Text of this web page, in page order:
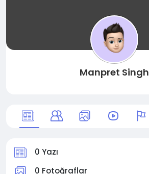
Manpret Singh
0 Yazı
0 Fotoğraflar